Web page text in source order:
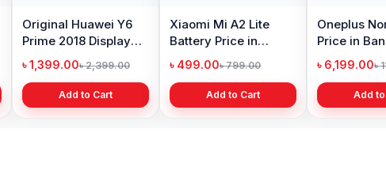
Original Huawei Y6
Prime 2018 Display
Price in Bangladesh
৳ 1,399.00৳ 2,399.00
Add to Cart
Xiaomi Mi A2 Lite
Battery Price in
Bangladesh
৳ 499.00৳ 799.00
Add to Cart
Oneplus
Price in
৳ 6,199.00৳
Add